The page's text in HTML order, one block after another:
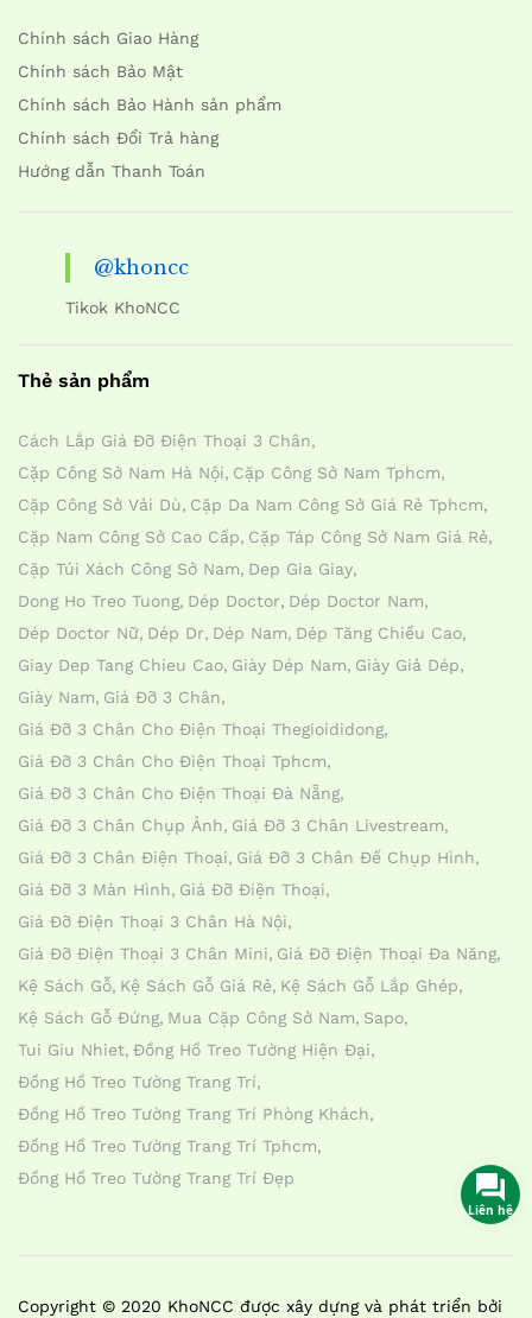
Chính sách Giao Hàng
Chính sách Bảo Mật
Chính sách Bảo Hành sản phẩm
Chính sách Đổi Trả hàng
Hướng dẫn Thanh Toán
@khoncc
Tikok KhoNCC
Thẻ sản phẩm
Cách Lắp Giá Đỡ Điện Thoại 3 Chân
Cặp Công Sở Nam Hà Nội Cặp Công Sở Nam Tphcm
Cặp Công Sở Vải Dù Cặp Da Nam Công Sở Giá Rẻ Tphcm
Cặp Nam Công Sở Cao Cấp Cặp Táp Công Sở Nam Giá Rẻ
Cặp Túi Xách Công Sở Nam Dep Gia Giay
Dong Ho Treo Tuong Dép Doctor Dép Doctor Nam
Dép Doctor Nữ Dép Dr Dép Nam Dép Tăng Chiều Cao
Giay Dep Tang Chieu Cao Giày Dép Nam Giày Giả Dép
Giày Nam Giá Đỡ 3 Chân
Giá Đỡ 3 Chân Cho Điện Thoại Thegioididong
Giá Đỡ 3 Chân Cho Điện Thoại Tphcm
Giá Đỡ 3 Chân Cho Điện Thoại Đà Nẵng
Giá Đỡ 3 Chân Chụp Ảnh Giá Đỡ 3 Chân Livestream
Giá Đỡ 3 Chân Điện Thoại Giá Đỡ 3 Chân Đế Chụp Hình
Giá Đỡ 3 Màn Hình Giá Đỡ Điện Thoại
Giá Đỡ Điện Thoại 3 Chân Hà Nội
Giá Đỡ Điện Thoại 3 Chân Mini Giá Đỡ Điện Thoại Đa Năng
Kệ Sách Gỗ Kệ Sách Gỗ Giá Rẻ Kệ Sách Gỗ Lắp Ghép
Kệ Sách Gỗ Đứng Mua Cặp Công Sở Nam Sapo
Tui Giu Nhiet Đồng Hồ Treo Tường Hiện Đại
Đồng Hồ Treo Tường Trang Trí
Đồng Hồ Treo Tường Trang Trí Phòng Khách
Đồng Hồ Treo Tường Trang Trí Tphcm
Đồng Hồ Treo Tường Trang Trí Đẹp
Copyright © 2020 KhoNCC được xây dựng và phát triển bởi
Liên hệ